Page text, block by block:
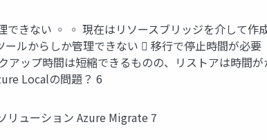
できない ◦ ◦ 現在はリソースブリッジを介して作
ールからしか管理できない  移行で停止時間が必
アップ時間は短縮できるものの、リストアは時
Localの問題？ 6
リューション Azure Migrate 7